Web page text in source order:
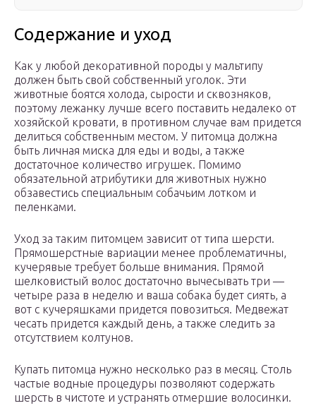
Содержание и уход
Как у любой декоративной породы у мальтипу
должен быть свой собственный уголок. Эти
животные боятся холода, сырости и сквозняков,
поэтому лежанку лучше всего поставить недалеко от
хозяйской кровати, в противном случае вам придется
делиться собственным местом. У питомца должна
быть личная миска для еды и воды, а также
достаточное количество игрушек. Помимо
обязательной атрибутики для животных нужно
обзавестись специальным собачьим лотком и
пеленками.
Уход за таким питомцем зависит от типа шерсти.
Прямошерстные вариации менее проблематичны,
кучерявые требует больше внимания. Прямой
шелковистый волос достаточно вычесывать три —
четыре раза в неделю и ваша собака будет сиять, а
вот с кучеряшками придется повозиться. Медвежат
чесать придется каждый день, а также следить за
отсутствием колтунов.
Купать питомца нужно несколько раз в месяц. Столь
частые водные процедуры позволяют содержать
шерсть в чистоте и устранять отмершие волосинки.